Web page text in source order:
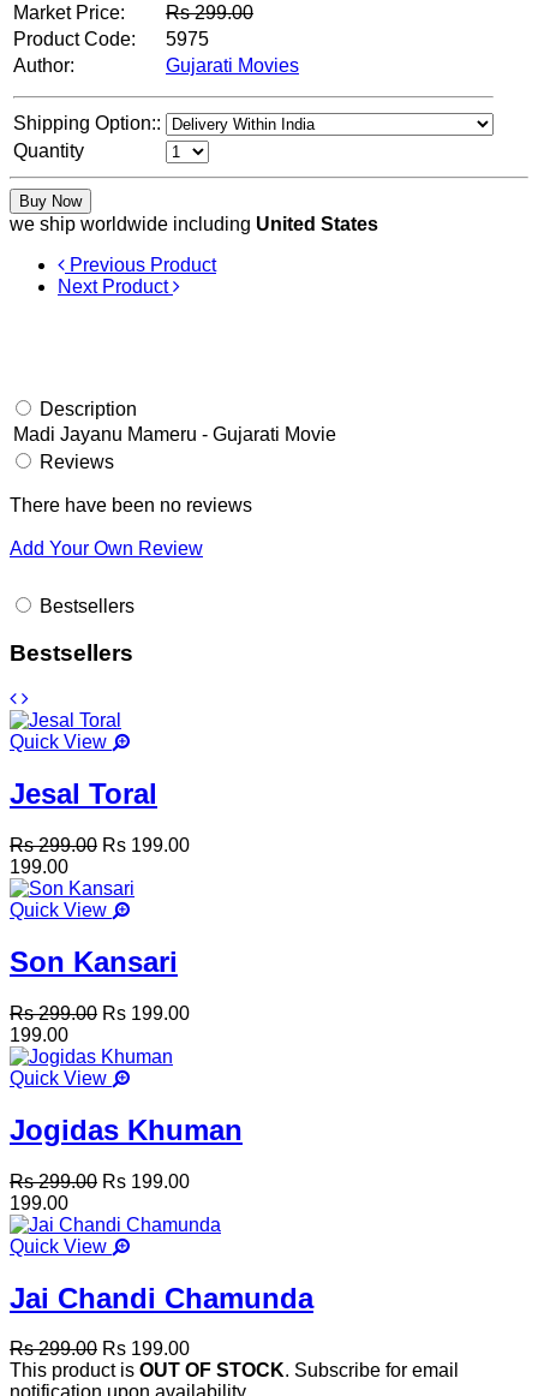
Market Price: Rs299.00
Product Code:
5975
Author:
Gujarati Movies
Shipping Option::
Quantity
Buy Now
we ship worldwide including United States
Previous Product
Next Product
Description
Madi Jayanu Mameru - Gujarati Movie
Reviews
There have been no reviews
Add Your Own Review
Bestsellers
Bestsellers
Quick View
Jesal Toral
Rs 299.00 Rs 199.00
199.00
Quick View
Son Kansari
Rs 299.00 Rs 199.00
199.00
Quick View
Jogidas Khuman
Rs 299.00 Rs 199.00
199.00
Quick View
Jai Chandi Chamunda
Rs 299.00 Rs 199.00
This product is OUT OF STOCK. Subscribe for email